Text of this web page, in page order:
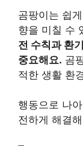
곰팡이는 쉽
향을 미칠 수
전 수칙과 환
중요해요. 곰
적한 생활 환
행동으로 나
전하게 해결